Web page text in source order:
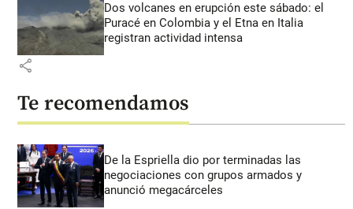
Dos volcanes en erupción este sábado: el
Puracé en Colombia y el Etna en Italia
registran actividad intensa
share
Te recomendamos
De la Espriella dio por terminadas las
negociaciones con grupos armados y
anunció megacárceles